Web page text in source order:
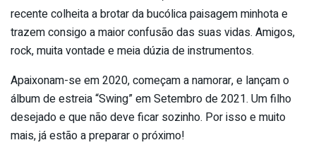
recente colheita a brotar da bucólica paisagem minhota e
trazem consigo a maior confusão das suas vidas. Amigos,
rock, muita vontade e meia dúzia de instrumentos.
Apaixonam-se em 2020, começam a namorar, e lançam o
álbum de estreia “Swing” em Setembro de 2021. Um filho
desejado e que não deve ficar sozinho. Por isso e muito
mais, já estão a preparar o próximo!